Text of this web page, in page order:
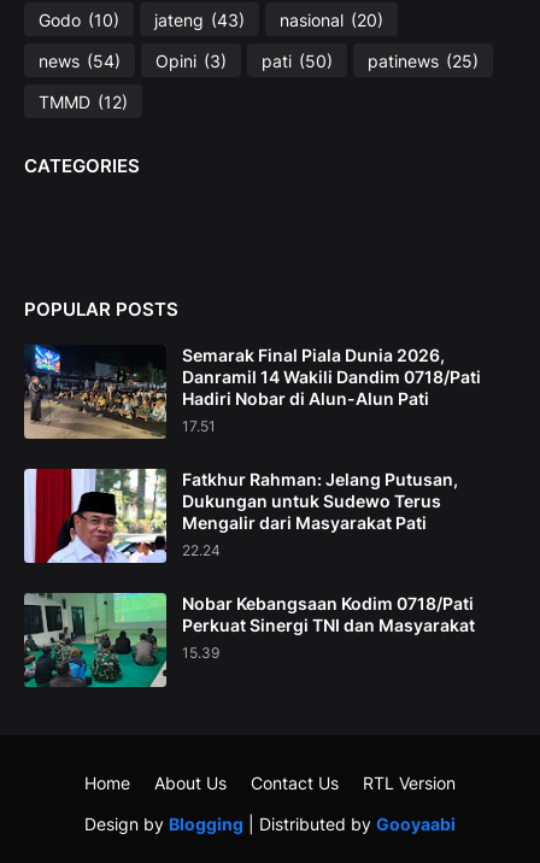
Godo (10) jateng (43) nasional (20)
news (54) Opini (3) pati (50) patinews (25)
TMMD (12)
CATEGORIES
POPULAR POSTS
Semarak Final Piala Dunia 2026,
Danramil 14 Wakili Dandim 0718/Pati
Hadiri Nobar di Alun-Alun Pati
17.51
Fatkhur Rahman: Jelang Putusan,
Dukungan untuk Sudewo Terus
Mengalir dari Masyarakat Pati
22.24
Nobar Kebangsaan Kodim 0718/Pati
Perkuat Sinergi TNI dan Masyarakat
15.39
Design by Blogging | Distributed by Gooyaabi
Home About Us Contact Us RTL Version